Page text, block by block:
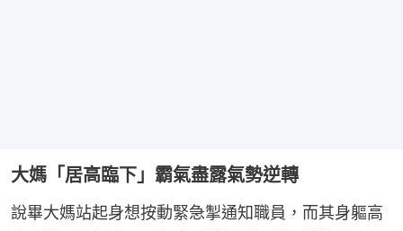
大媽「居高臨下」霸氣盡露氣勢逆轉
說畢大媽站起身想按動緊急掣通知職員，而其身軀高